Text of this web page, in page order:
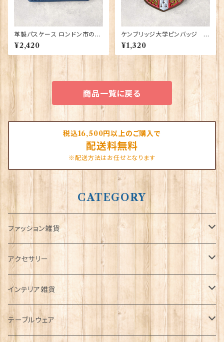
革製パスケース ロンドン市の紋
章入り【Navy】R.C.Brady 90
381-Navy
¥2,420
ケンブリッジ大学ピンバッジ El
gate Products 90416
¥1,320
商品一覧に戻る
税込16,500円以上のご購入で
配送料無料
※配送方法はお任せとなります
CATEGORY
ファッション雑貨
タータンネクタイ
帽子
キャップ
Tシャツ
アクセサリー
ORTAK
ブローチ
インテリア雑貨
インテリア置物
テーブルウェア